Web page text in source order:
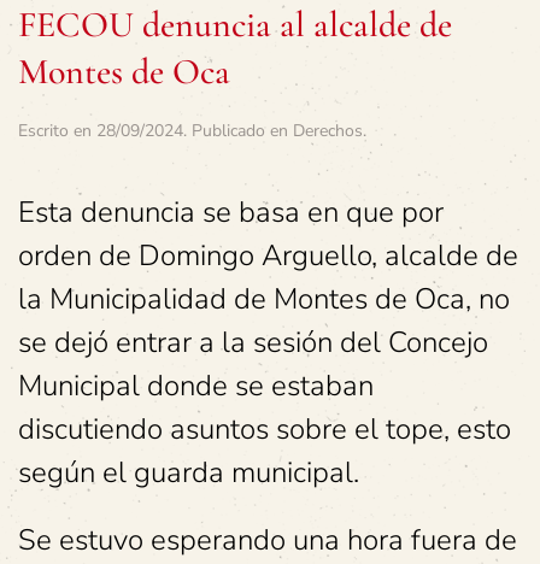
FECOU denuncia al alcalde de
Montes de Oca
Escrito en 28/09/2024. Publicado en Derechos.
Esta denuncia se basa en que por
orden de Domingo Arguello, alcalde de
la Municipalidad de Montes de Oca, no
se dejó entrar a la sesión del Concejo
Municipal donde se estaban
discutiendo asuntos sobre el tope, esto
según el guarda municipal.
Se estuvo esperando una hora fuera de